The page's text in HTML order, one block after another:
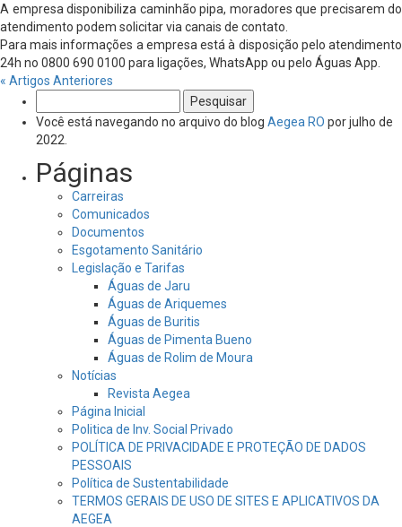
A empresa disponibiliza caminhão pipa, moradores que precisarem do
atendimento podem solicitar via canais de contato.
Para mais informações a empresa está à disposição pelo atendimento
24h no 0800 690 0100 para ligações, WhatsApp ou pelo Águas App.
« Artigos Anteriores
por:
Você está navegando no arquivo do blog Aegea RO por julho de
2022.
Páginas
Carreiras
Comunicados
Documentos
Esgotamento Sanitário
Legislação e Tarifas
Águas de Jaru
Águas de Ariquemes
Águas de Buritis
Águas de Pimenta Bueno
Águas de Rolim de Moura
Notícias
Revista Aegea
Página Inicial
Politica de Inv. Social Privado
POLÍTICA DE PRIVACIDADE E PROTEÇÃO DE DADOS
PESSOAIS
Política de Sustentabilidade
TERMOS GERAIS DE USO DE SITES E APLICATIVOS DA
AEGEA